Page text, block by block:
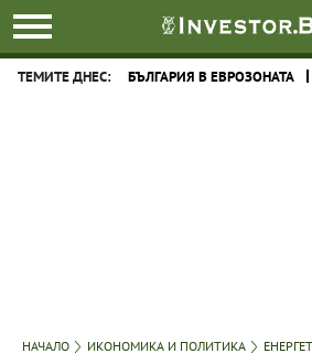
ТЕМИТЕ ДНЕС: БЪЛГАРИЯ В ЕВРОЗОНАТА
НАЧАЛО ИКОНОМИКА И ПОЛИТИКА